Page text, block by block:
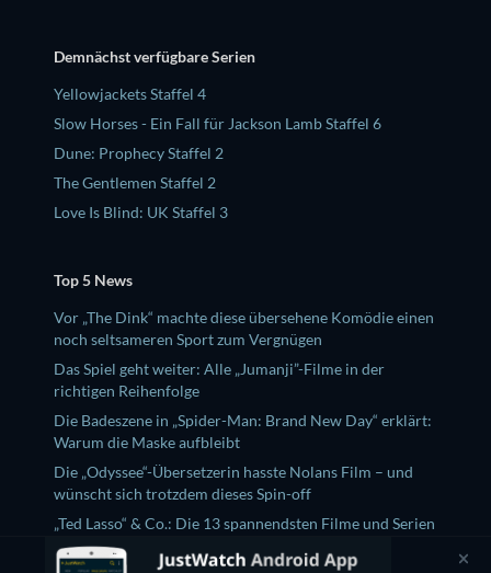
Demnächst verfügbare Serien
Yellowjackets Staffel 4
Slow Horses - Ein Fall für Jackson Lamb Staffel 6
Dune: Prophecy Staffel 2
The Gentlemen Staffel 2
Love Is Blind: UK Staffel 3
Top 5 News
Vor „The Dink“ machte diese übersehene Komödie einen
noch seltsameren Sport zum Vergnügen
Das Spiel geht weiter: Alle „Jumanji”-Filme in der
richtigen Reihenfolge
Die Badeszene in „Spider-Man: Brand New Day“ erklärt:
Warum die Maske aufbleibt
Die „Odyssee“-Übersetzerin hasste Nolans Film – und
wünscht sich trotzdem dieses Spin-off
„Ted Lasso“ & Co.: Die 13 spannendsten Filme und Serien
im August 2026